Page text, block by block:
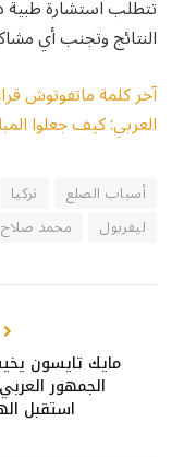
تتطلب استشارة
النتائج وتجنب أي
آخر كلمة ماتفوتوش
العربي: كيف جعلوا
أسباب الصلع تركيا
ليفربول
محمد صلاح
مايك تايسون
الجمهور
استقبل